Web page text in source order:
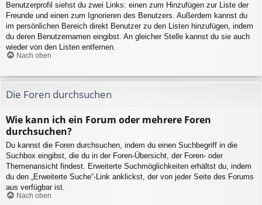
Benutzerprofil siehst du zwei Links: einen zum Hinzufügen zur Liste der
Freunde und einen zum Ignorieren des Benutzers. Außerdem kannst du
im persönlichen Bereich direkt Benutzer zu den Listen hinzufügen, indem
du deren Benutzernamen eingibst. An gleicher Stelle kannst du sie auch
wieder von den Listen entfernen.
Nach oben
Die Foren durchsuchen
Wie kann ich ein Forum oder mehrere Foren
durchsuchen?
Du kannst die Foren durchsuchen, indem du einen Suchbegriff in die
Suchbox eingibst, die du in der Foren-Übersicht, der Foren- oder
Themenansicht findest. Erweiterte Suchmöglichkeiten erhältst du, indem
du den „Erweiterte Suche“-Link anklickst, der von jeder Seite des Forums
aus verfügbar ist.
Nach oben